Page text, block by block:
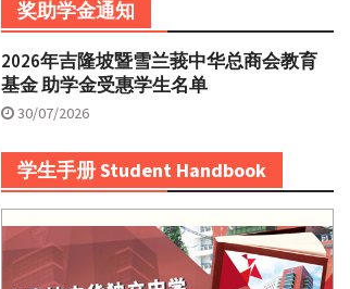
奖助学金通知
2026年吉隆坡暨雪兰莪中华总商会教育
基金 助学金受惠学生名单
30/07/2026
学生手册 Student Handbook